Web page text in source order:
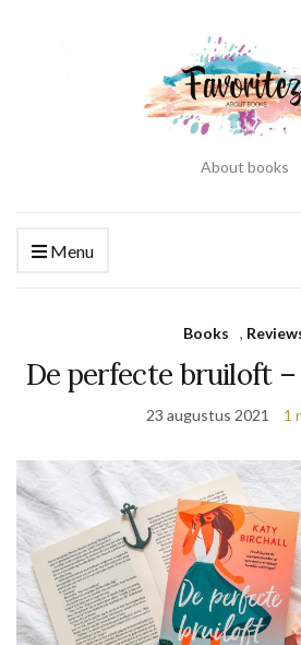
About books
Menu
Books ,
De perfecte bruiloft
23 augustus 2021 1